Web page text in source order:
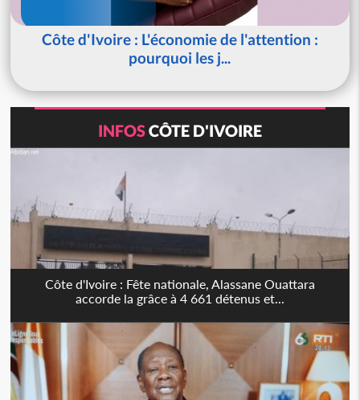
Côte d'Ivoire : L'économie de l'attention :
pourquoi les j...
INFOSCÔTE D'IVOIRE
Côte d'Ivoire : Fête nationale, Alassane Ouattara
accorde la grâce à 4 661 détenus et...